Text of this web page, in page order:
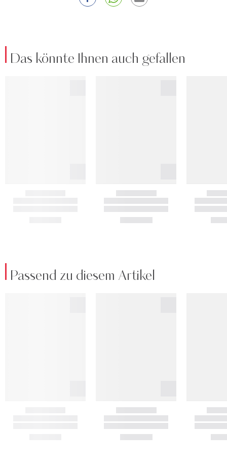
Das könnte Ihnen auch gefallen
Passend zu diesem Artikel